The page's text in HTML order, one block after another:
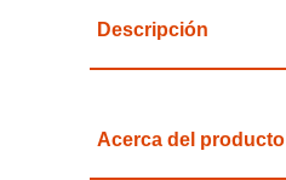
Descripción
Acerca del producto